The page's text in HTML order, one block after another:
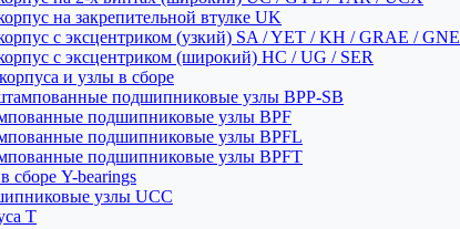
на закрепительной втулке UK
с эксцентриком (узкий) SA / YET / KH / GRAE / GNE
с эксцентриком (широкий) HC / UG / SER
и узлы в сборе
подшипниковые узлы BPP-SB
подшипниковые узлы BPF
подшипниковые узлы BPFL
подшипниковые узлы BPFT
сборе Y-bearings
узлы UCC
T